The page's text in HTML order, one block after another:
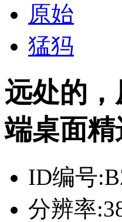
原始
猛犸
远处的
端桌面精
ID编号:
分辨率: